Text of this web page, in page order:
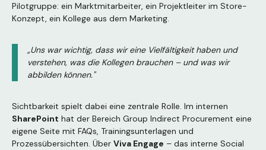
Pilotgruppe: ein Marktmitarbeiter, ein Projektleiter im Store-
Konzept, ein Kollege aus dem Marketing.
„Uns war wichtig, dass wir eine Vielfältigkeit haben und
verstehen, was die Kollegen brauchen – und was wir
abbilden können."
Sichtbarkeit spielt dabei eine zentrale Rolle. Im internen
SharePoint hat der Bereich Group Indirect Procurement eine
eigene Seite mit FAQs, Trainingsunterlagen und
Prozessübersichten. Über Viva Engage – das interne Social